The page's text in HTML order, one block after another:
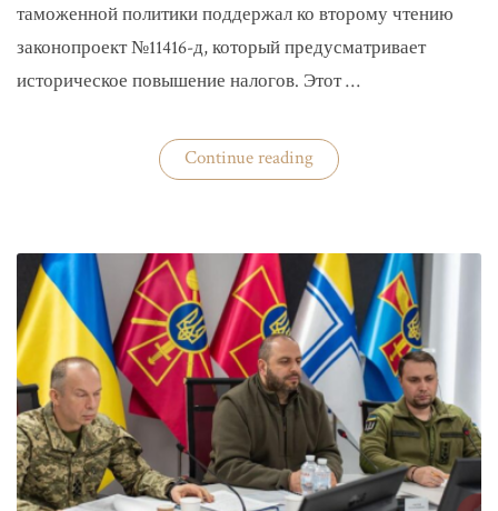
таможенной политики поддержал ко второму чтению
законопроект №11416-д, который предусматривает
историческое повышение налогов. Этот …
Continue reading«Комитет
ВР
налогов»